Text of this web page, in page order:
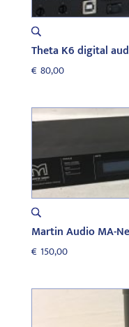
Theta K6 digital
€ 80,00
Martin Audio MA-
€ 150,00